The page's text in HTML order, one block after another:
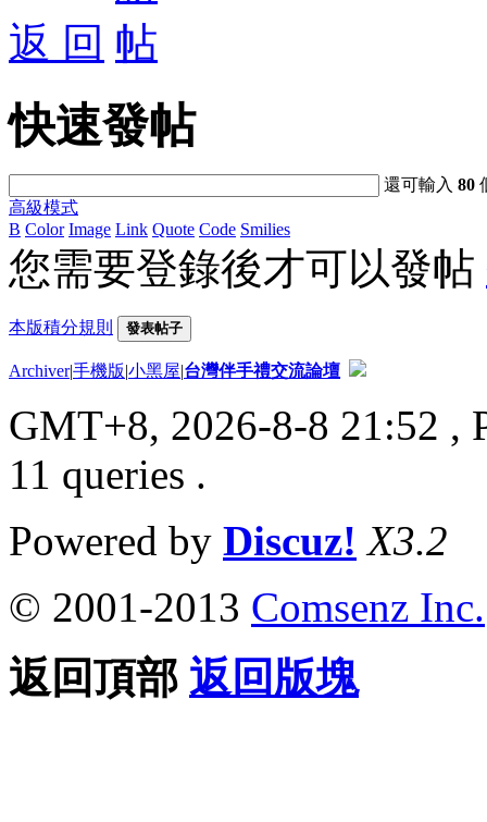
返 回
快速發帖
還可輸入80
高級模式
B Color Image Link Quote Code Smilies
您需要登錄後才可以發帖
本版積分規則 發表帖子
Archiver|手機版|小黑屋|台灣伴手禮交流論壇
GMT+8, 2026-8-8 21:52 ,
11 queries .
Powered by Discuz! X3.2
© 2001-2013 Comsenz Inc.
返回頂部 返回版塊